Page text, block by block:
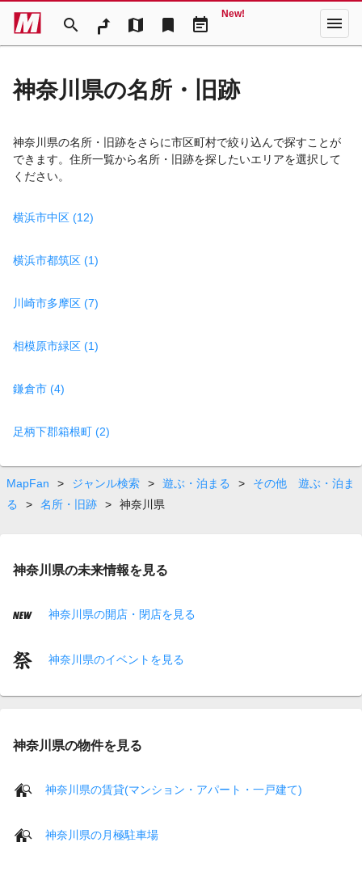
search map bookmark event_note
New! menu
神奈川県の名所・旧跡
神奈川県の名所・旧跡をさらに市区町村で絞り込んで探すことが
できます。住所一覧から名所・旧跡を探したいエリアを選択して
ください。
横浜市中区 (12)
横浜市都筑区 (1)
川崎市多摩区 (7)
相模原市緑区 (1)
鎌倉市 (4)
足柄下郡箱根町 (2)
MapFan > ジャンル検索 > 遊ぶ・泊まる >
その他 遊ぶ・泊ま
る
> 名所・旧跡 > 神奈川県
神奈川県の未来情報を見る
神奈川県の開店・閉店を見る
神奈川県のイベントを見る
神奈川県の物件を見る
神奈川県の賃貸(マンション・アパート・一戸建て)
神奈川県の月極駐車場